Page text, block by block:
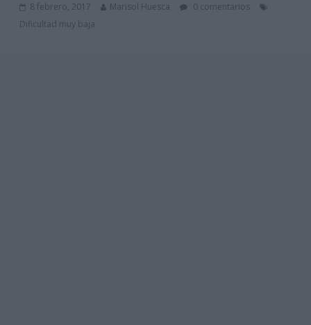
8 febrero, 2017 Marisol Huesca
0 comentarios
Dificultad muy baja